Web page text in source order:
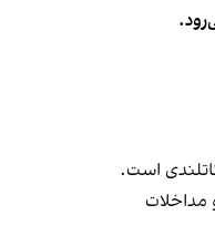
است.
مداخلات